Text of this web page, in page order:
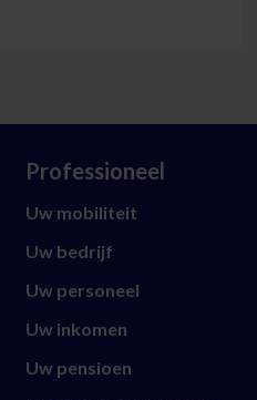
Professioneel
Uw mobiliteit
Uw bedrijf
Uw personeel
Uw inkomen
Uw pensioen